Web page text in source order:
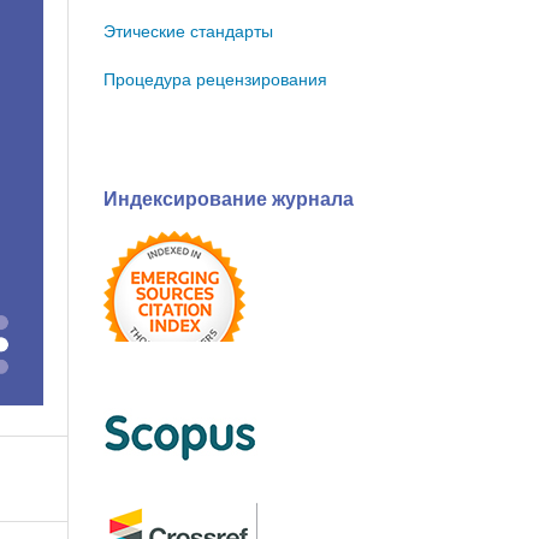
Этические стандарты
Процедура рецензирования
Индексирование журнала